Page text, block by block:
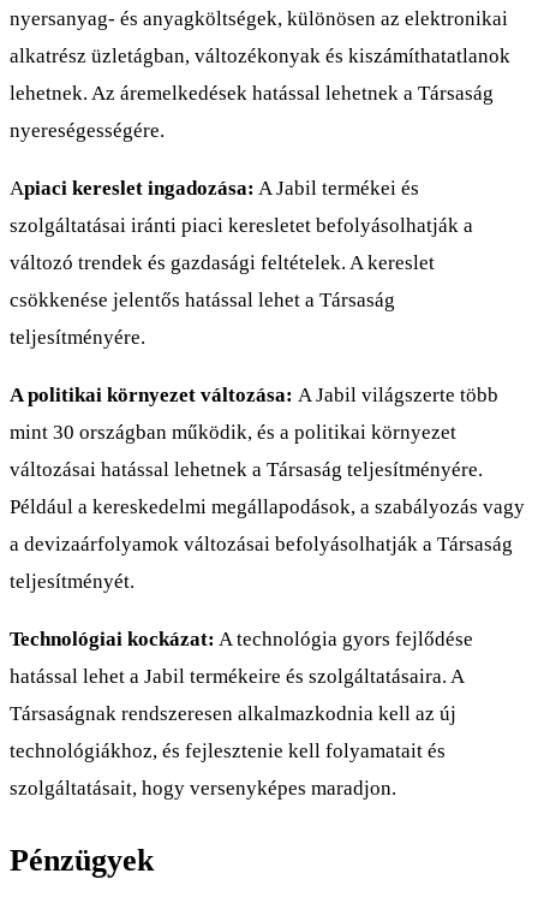
nyersanyag- és anyagköltségek, különösen az elektronikai
alkatrész üzletágban, változékonyak és kiszámíthatatlanok
lehetnek. Az áremelkedések hatással lehetnek a Társaság
nyereségességére.
Apiaci kereslet ingadozása: A Jabil termékei és
szolgáltatásai iránti piaci keresletet befolyásolhatják a
változó trendek és gazdasági feltételek. A kereslet
csökkenése jelentős hatással lehet a Társaság
teljesítményére.
A politikai környezet változása: A Jabil világszerte több
mint 30 országban működik, és a politikai környezet
változásai hatással lehetnek a Társaság teljesítményére.
Például a kereskedelmi megállapodások, a szabályozás vagy
a devizaárfolyamok változásai befolyásolhatják a Társaság
teljesítményét.
Technológiai kockázat: A technológia gyors fejlődése
hatással lehet a Jabil termékeire és szolgáltatásaira. A
Társaságnak rendszeresen alkalmazkodnia kell az új
technológiákhoz, és fejlesztenie kell folyamatait és
szolgáltatásait, hogy versenyképes maradjon.
Pénzügyek